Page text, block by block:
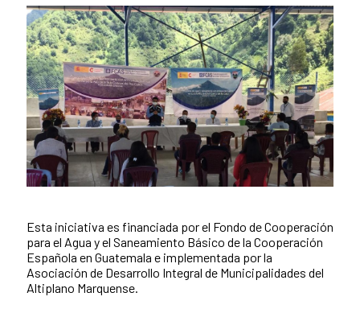
News content
Esta iniciativa es financiada por el Fondo de Cooperación
para el Agua y el Saneamiento Básico de la Cooperación
Española en Guatemala e implementada por la
Asociación de Desarrollo Integral de Municipalidades del
Altiplano Marquense.